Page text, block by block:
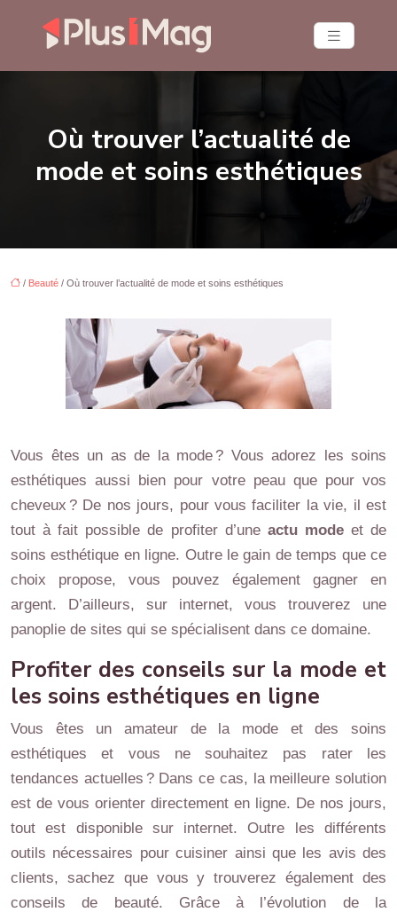
Où trouver l’actualité de
mode et soins esthétiques
/ Beauté / Où trouver l’actualité de mode et soins esthétiques
Vous êtes un as de la mode ? Vous adorez les soins
esthétiques aussi bien pour votre peau que pour vos
cheveux ? De nos jours, pour vous faciliter la vie, il est
tout à fait possible de profiter d’une actu modeet de
soins esthétique en ligne. Outre le gain de temps que ce
choix propose, vous pouvez également gagner en
argent. D’ailleurs, sur internet, vous trouverez une
panoplie de sites qui se spécialisent dans ce domaine.
Profiter des conseils sur la mode et
les soins esthétiques en ligne
Vous êtes un amateur de la mode et des soins
esthétiques et vous ne souhaitez pas rater les
tendances actuelles ? Dans ce cas, la meilleure solution
est de vous orienter directement en ligne. De nos jours,
tout est disponible sur internet. Outre les différents
outils nécessaires pour cuisiner ainsi que les avis des
clients, sachez que vous y trouverez également des
conseils de beauté. Grâce à l’évolution de la